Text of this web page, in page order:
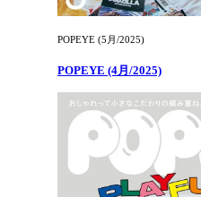
POPEYE (5月/2025)
POPEYE (4月/2025)